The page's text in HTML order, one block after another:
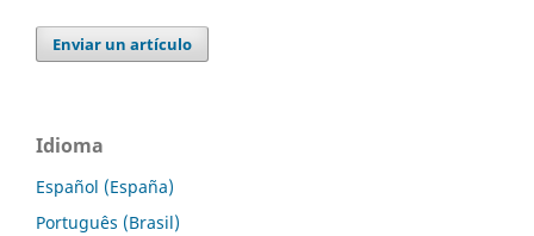
Enviar un artículo
Idioma
Español (España)
Português (Brasil)